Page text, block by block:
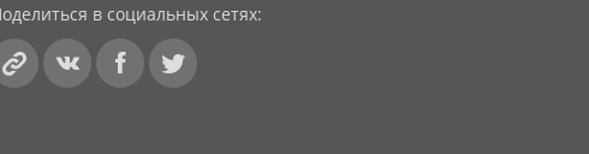
в социальных сетях: